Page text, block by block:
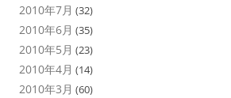
2010年7月 (32)
2010年6月 (35)
2010年5月 (23)
2010年4月 (14)
2010年3月 (60)